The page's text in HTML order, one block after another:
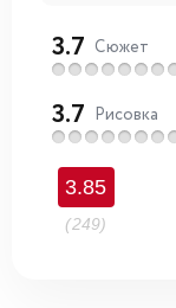
3.7 Сюжет
3.7 Рисовка
3.85
(249)